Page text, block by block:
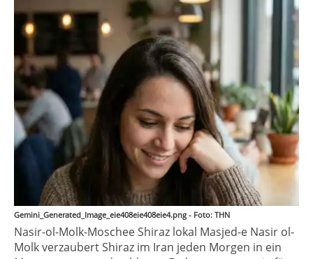
Gemini_Generated_Image_eie408eie408eie4.png - Foto: THN
Nasir-ol-Molk-Moschee Shiraz lokal Masjed-e Nasir ol-
Molk verzaubert Shiraz im Iran jeden Morgen in ein